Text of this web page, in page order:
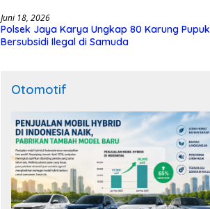
Juni 18, 2026
Polsek Jaya Karya Ungkap 80 Karung Pupuk
Bersubsidi Ilegal di Samuda
Otomotif